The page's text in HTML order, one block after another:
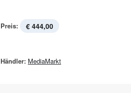
Preis: € 444,00
Händler: MediaMarkt